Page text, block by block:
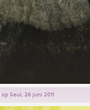
Geul, 26 juni 2011